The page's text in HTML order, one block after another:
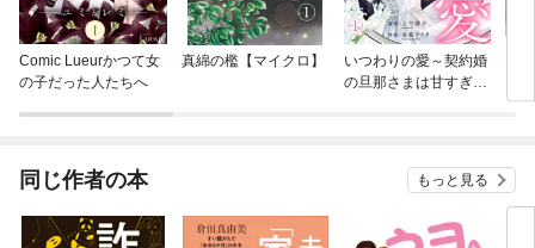
Comic Lueurかつて女
の子だった人たちへ
真綿の檻【マイクロ】
いつわりの愛～契約婚
の旦那さまは甘すぎる
同じ作者の本 もっと見る